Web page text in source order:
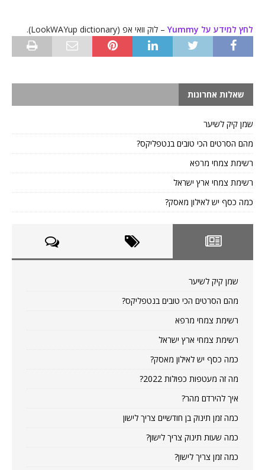
לחץ למידע על Yummy – לוק וואי אפ (LookWAYup dictionary).
שאלות אחרונות
שמן קיק לשיער
מהם הסרטים הכי טובים בנטפליקס?
רשימת צמחי מרפא
רשימת צמחי ארץ ישראל
כמה כסף יש לאילון מאסק?
שמן קיק לשיער
מהם הסרטים הכי טובים בנטפליקס?
רשימת צמחי מרפא
רשימת צמחי ארץ ישראל
כמה כסף יש לאילון מאסק?
מה זה מעטפות כפולות 2022?
איך להירדם מהר?
כמה זמן תינוק בן חודשיים צריך לישון
כמה שעות תינוק צריך לישון?
כמה זמן צריך לישון?